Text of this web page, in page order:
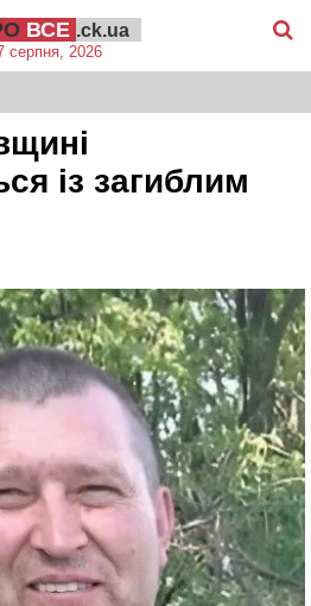
ВСЕ .ck.ua
серпня, 2026
із загиблим